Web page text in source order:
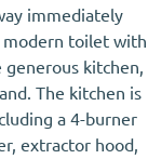
immediately
modern toilet with
kitchen,
The kitchen is
a 4-burner
extractor hood,